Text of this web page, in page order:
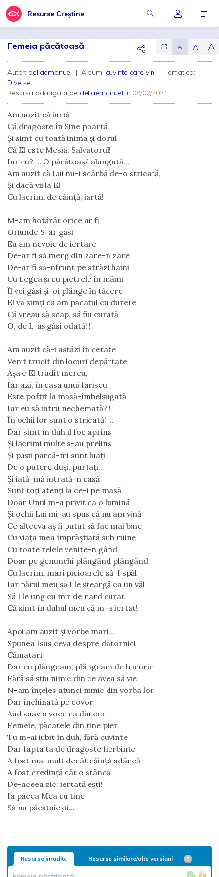
Resurse Creștine
Femeia păcătoasă ⛶ A A A
Autor: dellaemanuel | Album: cuvinte care vin | Tematica:
Diverse
Resursa adaugata de dellaemanuel in 08/02/2021
Am auzit că iartă
Că dragoste în Sine poartă
Și simt cu toată inima și dorul
Că El este Mesia, Salvatorul!
Iar eu? ... O păcătoasă alungată...
Am auzit că Lui nu-i scârbă de-o stricată,
Și dacă vii la El
Cu lacrimi de căință, iartă!
M-am hotărât orice ar fi
Oriunde S-ar găsi
Eu am nevoie de iertare
De-ar fi să merg din zare-n zare
De-ar fi să-nfrunt pe străzi haini
Cu Legea și cu pietrele în mâini
Îl voi găsi și-oi plânge în tăcere
El va simți că am păcatul cu durere
Că vreau să scap, să fiu curată
O, de L-aș găsi odată! !
Am auzit că-i astăzi în cetate
Venit trudit din locuri depărtate
Așa e El trudit mereu,
Iar azi, în casa unui fariseu
Este poftit la masă-îmbelșugată
Iar eu să intru nechemată? !
În ochii lor sunt o stricată! ...
Dar simt în duhul foc aprins
Și lacrimi multe s-au prelins
Și pașii parcă-mi sunt luați
De o putere duși, purtați...
Și iată-mă intrată-n casă
Sunt toți atenți la ce-i pe masă
Doar Unul m-a privit ca o lumină
Și ochii Lui mi-au spus că nu am vină
Ce altceva aș fi putut să fac mai bine
Cu viața mea împrăștiată sub ruine
Cu toate relele venite-n gând
Doar pe genunchi plângând plângând
Cu lacrimi mari picioarele să-I spăl
Iar părul meu să I le șteargă ca un văl
Să I le ung cu mir de nard curat
Că simt în duhul meu că m-a iertat!
Apoi am auzit și vorbe mari...
Spunea Isus ceva despre datornici
Cămatari
Dar eu plângeam, plângeam de bucurie
Fără să știu nimic din ce avea să vie
N-am înțeles atunci nimic din vorba lor
Dar închinată pe covor
Aud suav o voce ca din cer
Femeie, păcatele din tine pier
Tu m-ai iubit în duh, fără cuvinte
Dar fapta ta de dragoste fierbinte
A fost mai mult decât căință adâncă
A fost credință cât o stâncă
De-aceea zic: iertată ești!
Ia pacea Mea cu tine
Să nu păcătuiești...
Resurse inrudite Resurse similare/alte versiuni